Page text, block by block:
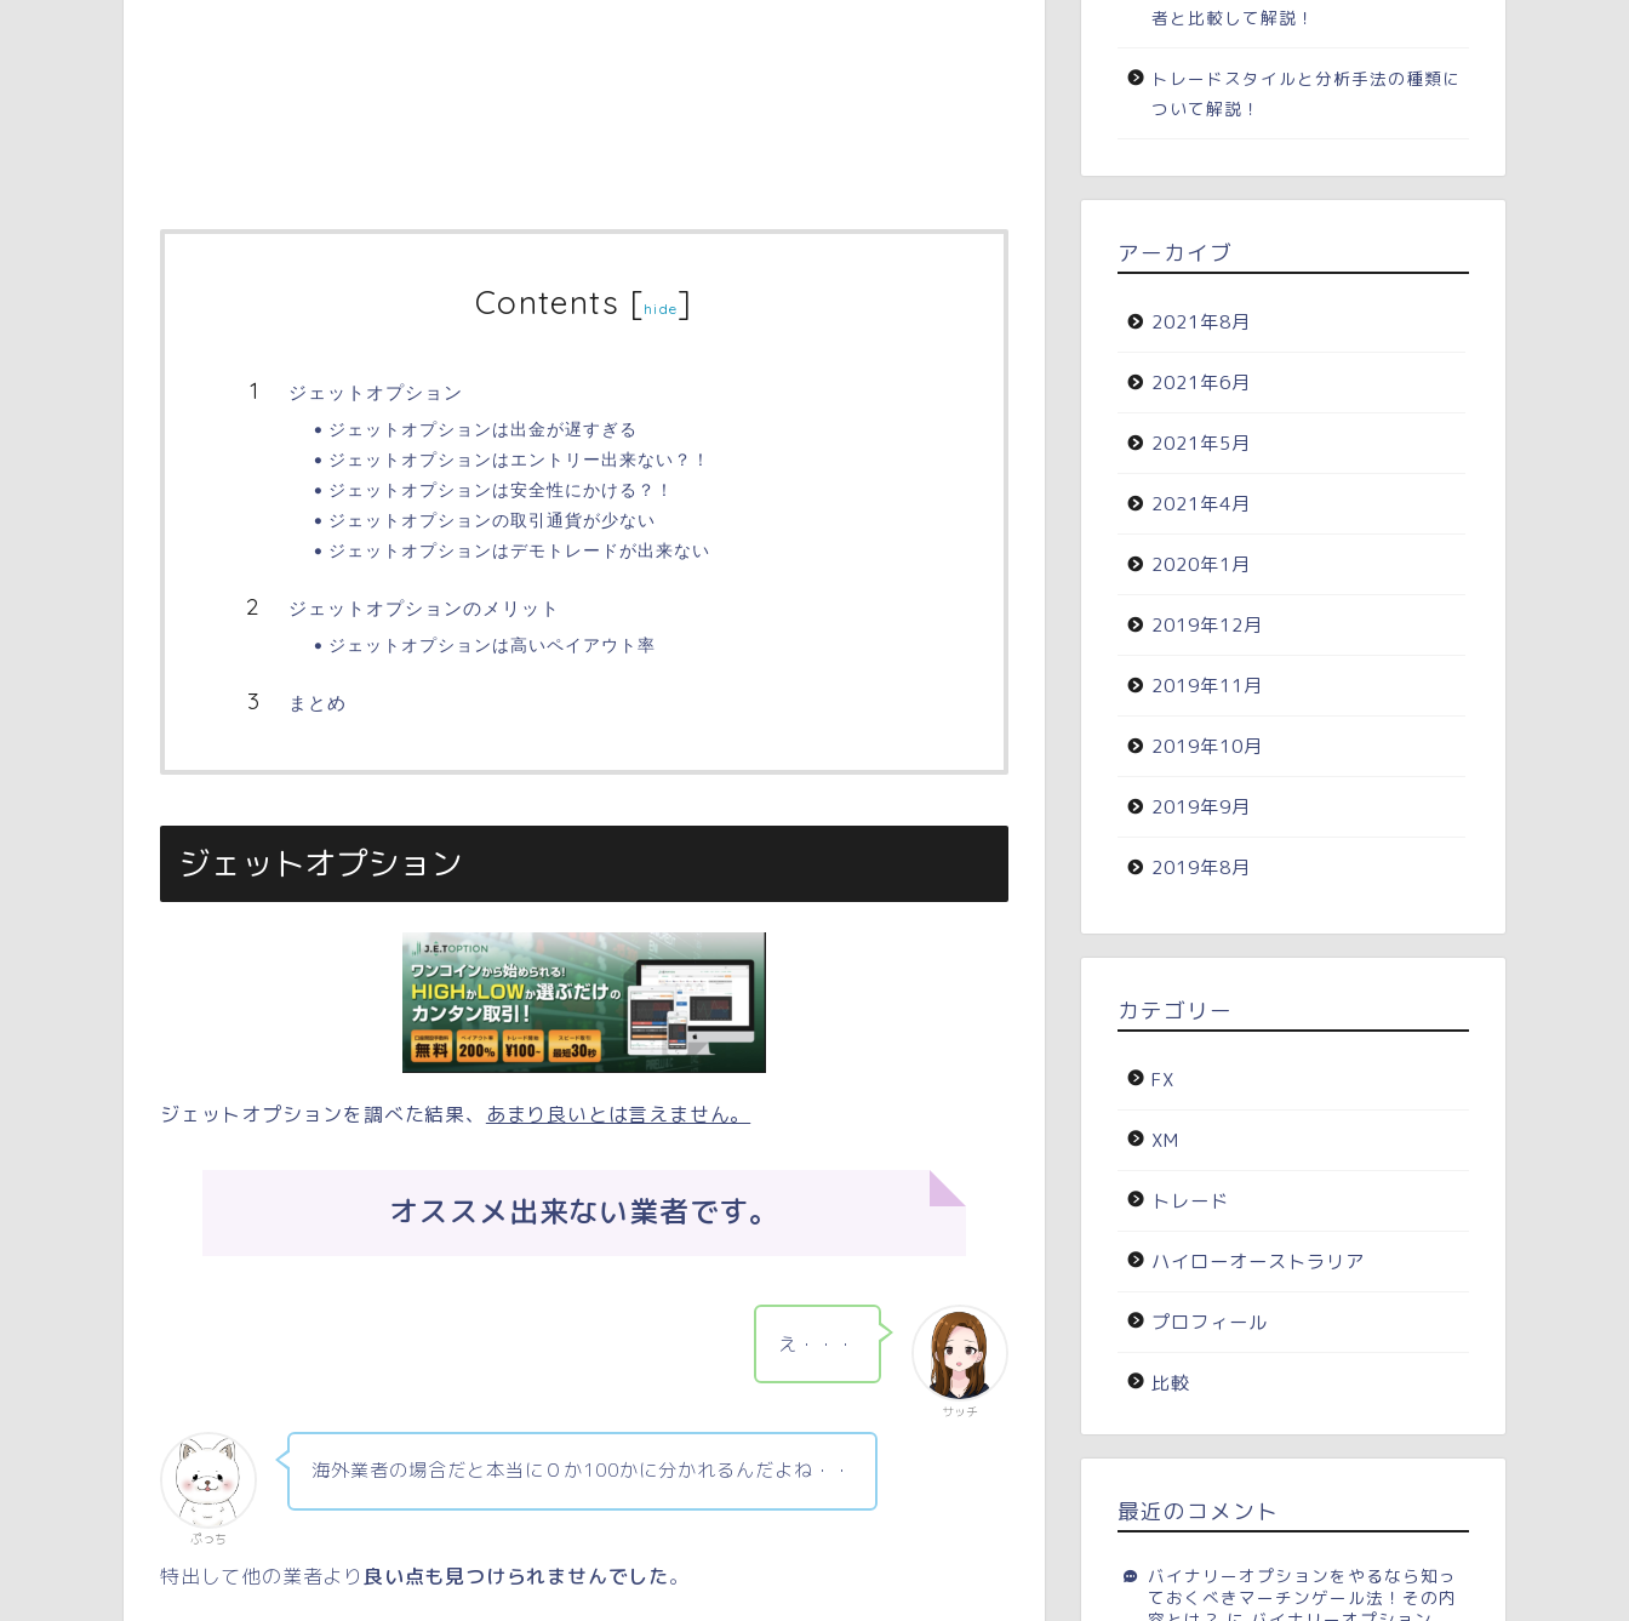
Contents [hide]
ジェットオプション
ジェットオプションは出金が遅すぎる
ジェットオプションはエントリー出来ない？！
ジェットオプションは安全性にかける？！
ジェットオプションの取引通貨が少ない
ジェットオプションはデモトレードが出来ない
ジェットオプションのメリット
ジェットオプションは高いペイアウト率
まとめ
ジェットオプション
ジェットオプションを調べた結果、 あまり良いとは言えません。
オススメ出来ない業者です。
サッチ
え・・・
ぷっち
海外業者の場合だと本当に０か100かに分かれるんだよね・・
特出して他の業者より 良い点も見つけられませんでした。
者と比較して解説！
トレードスタイルと分析手法の種類に
ついて解説！
アーカイブ
2021年8月
2021年6月
2021年5月
2021年4月
2020年1月
2019年12月
2019年11月
2019年10月
2019年9月
2019年8月
カテゴリー
FX
XM
トレード
ハイローオーストラリア
プロフィール
比較
最近のコメント
バイナリーオプションをやるなら知っ
ておくべきマーチンゲール法！その内